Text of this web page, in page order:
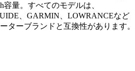
容量。すべてのモデルは、
、GARMIN、LOWRANCEなど
ターブランドと互換性があります。